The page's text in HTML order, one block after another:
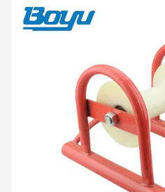
PRODUKTE
Electric
Machinery